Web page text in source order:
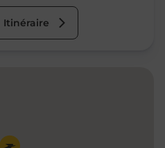
Itinéraire
Pin de la carte